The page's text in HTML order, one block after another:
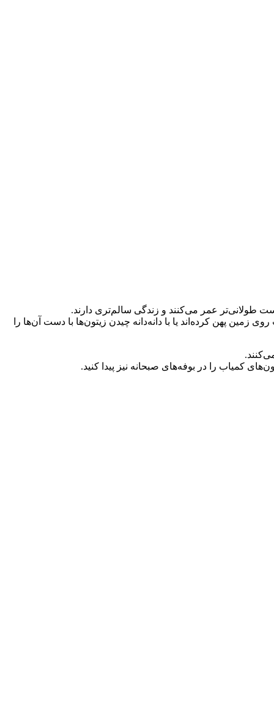
عمر می‌کنند و زندگی سالم‌تری دارند.
پهن کرده‌اند یا با دانه‌دانه چیدن زیتون‌ها با دست آن‌ها را
کمیاب را در بوفه‌های صبحانه نیز پیدا کنید.